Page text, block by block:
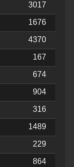
3017
1676
4370
167
674
904
316
1489
229
864